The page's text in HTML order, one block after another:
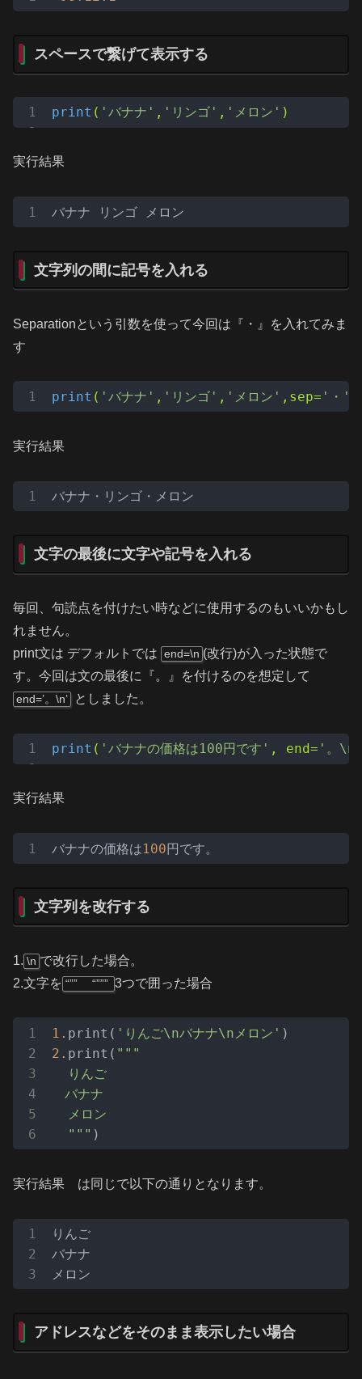
スペースで繋げて表示する
print ( 'バナナ' , 'リンゴ' , 'メロン' )
実行結果
バナナ リンゴ メロン
文字列の間に記号を入れる
Separationという引数を使って今回は『・』を入れてみま
す
print ( 'バナナ' , 'リンゴ' , 'メロン' ,sep= '・'
実行結果
バナナ・リンゴ・メロン
文字の最後に文字や記号を入れる
毎回、句読点を付けたい時などに使用するのもいいかもし
れません。
print文は デフォルトでは end=\n (改行)が入った状態で
す。今回は文の最後に『。』を付けるのを想定して
end=’。\n’ としました。
print ( 'バナナの価格は100円です' , end= '。
実行結果
バナナの価格は100円です。
文字列を改行する
1. \n で改行した場合。
2.文字を “”” “””” 3つで囲った場合
1. print( 'りんご\nバナナ\nメロン'
2. print( """
  りんご
バナナ
  メロン
  """
)
実行結果 は同じで以下の通りとなります。
りんご
バナナ
メロン
アドレスなどをそのまま表示したい場合